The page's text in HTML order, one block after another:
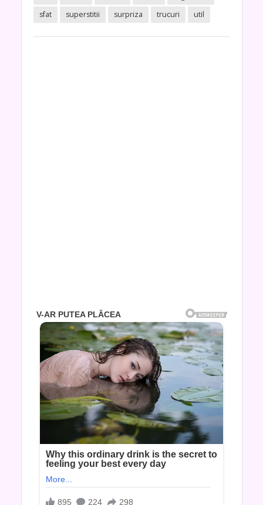
sfat
superstitii surpriza trucuri util